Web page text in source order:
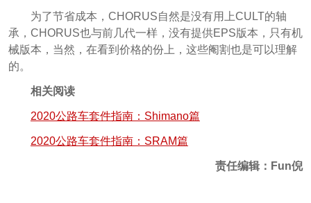
为了节省成本，CHORUS自然是没有用上CULT的轴
承， CHORUS也与前几代一样，没有提供EPS版本，只有机
械版本，当然，在看到价格的份上，这些阉割也是可以理解
的。
相关阅读
2020公路车套件指南：Shimano篇
2020公路车套件指南：SRAM篇
责任编辑：Fun倪